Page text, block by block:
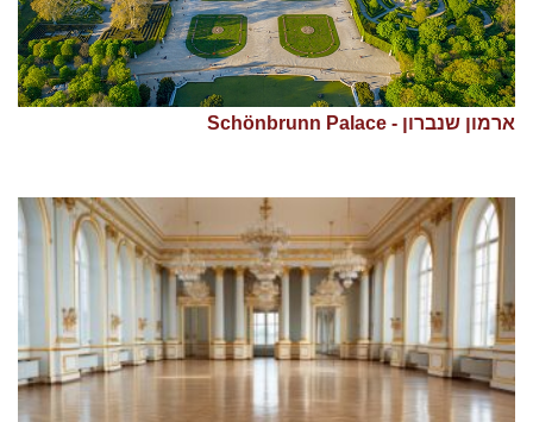
ארמון שנברון - Schönbrunn Palace